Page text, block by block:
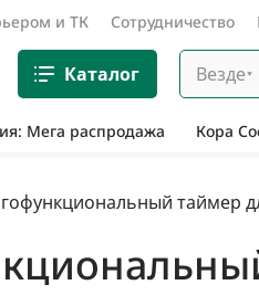
и ТК Сотрудничество
Каталог Везде
Мега распродажа Кора
таймер